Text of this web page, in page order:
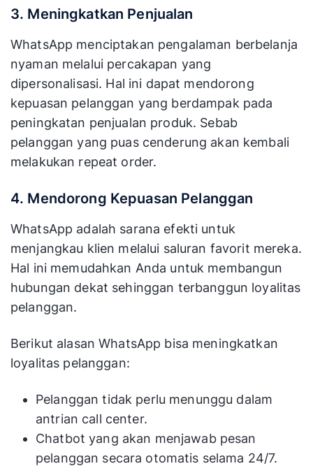
3. Meningkatkan Penjualan
WhatsApp menciptakan pengalaman berbelanja
nyaman melalui percakapan yang
dipersonalisasi. Hal ini dapat mendorong
kepuasan pelanggan yang berdampak pada
peningkatan penjualan produk. Sebab
pelanggan yang puas cenderung akan kembali
melakukan repeat order.
4. Mendorong Kepuasan Pelanggan
WhatsApp adalah sarana efekti untuk
menjangkau klien melalui saluran favorit mereka.
Hal ini memudahkan Anda untuk membangun
hubungan dekat sehinggan terbanggun loyalitas
pelanggan.
Berikut alasan WhatsApp bisa meningkatkan
loyalitas pelanggan:
Pelanggan tidak perlu menunggu dalam
antrian call center.
Chatbot yang akan menjawab pesan
pelanggan secara otomatis selama 24/7.